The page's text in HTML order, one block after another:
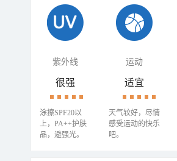
紫外线 运动
很强
涂擦SPF20以
上，PA++护肤
品，避强光。
适宜
天气较好，尽情
感受运动的快乐
吧。